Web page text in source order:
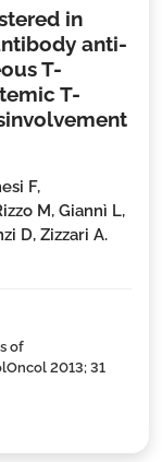
in
anti-
T-
T-
F,
M, Giannì L,
D, Zizzari A.
of
2013; 31